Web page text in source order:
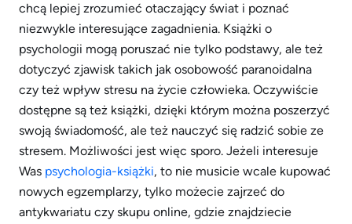
chcą lepiej zrozumieć otaczający świat i poznać
niezwykle interesujące zagadnienia. Książki o
psychologii mogą poruszać nie tylko podstawy, ale też
dotyczyć zjawisk takich jak osobowość paranoidalna
czy też wpływ stresu na życie człowieka. Oczywiście
dostępne są też książki, dzięki którym można poszerzyć
swoją świadomość, ale też nauczyć się radzić sobie ze
stresem. Możliwości jest więc sporo. Jeżeli interesuje
Was psychologia-książki, to nie musicie wcale kupować
nowych egzemplarzy, tylko możecie zajrzeć do
antykwariatu czy skupu online, gdzie znajdziecie